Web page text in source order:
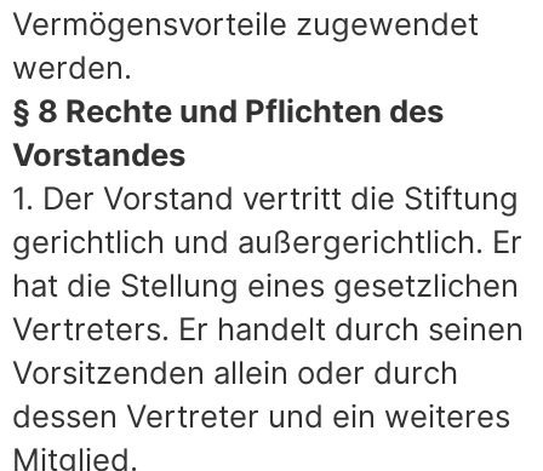
Vermögensvorteile zugewendet
werden.
§ 8 Rechte und Pflichten des
Vorstandes
1. Der Vorstand vertritt die Stiftung
gerichtlich und außergerichtlich. Er
hat die Stellung eines gesetzlichen
Vertreters. Er handelt durch seinen
Vorsitzenden allein oder durch
dessen Vertreter und ein weiteres
Mitglied.